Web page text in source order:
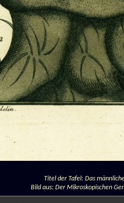
Titel der Tafel: Das
Bild aus: Der Mikroskopischen